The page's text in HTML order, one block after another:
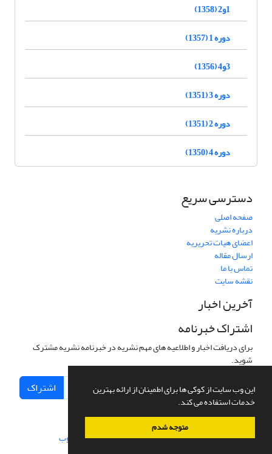
این وب سایت از کوکی ها برای اطمینان از ارائه بهترین
خدمات استفاده می کند.
متوجه شدم
1و2 (1358)
دوره 1 (1357)
3و4 (1356)
دوره 3 (1351)
دوره 2 (1351)
دوره 4 (1350)
دسترسی سریع
صفحه اصلی
درباره نشریه
اعضای هیات تحریریه
ارسال مقاله
تماس با ما
نقشه سایت
آخرین اخبار
اشتراک خبرنامه
برای دریافت اخبار و اطلاعیه های مهم نشریه در خبرنامه نشریه مشترک
شوید.
اشتراک
سامانه مدیریت نشریات علمی.طراحی و پیاده سازی از سیناوب